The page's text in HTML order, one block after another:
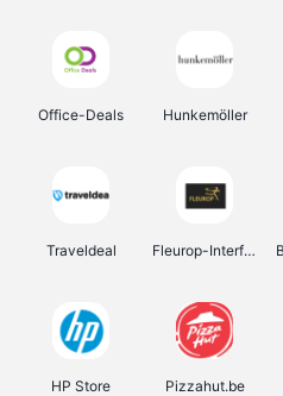
Office-Deals Hunkemöller
Traveldeal Fleurop-Interflora
HP Store Pizzahut.be